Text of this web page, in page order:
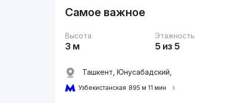
Самое важное
Высота
3 м
Этажность
5 из 5
Ташкент, Юнусабадский,
Узбекистанская 895 м 11 мин